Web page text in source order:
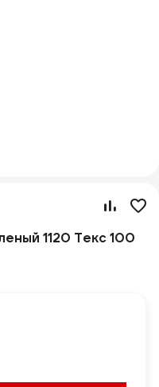
1120 Текс 100